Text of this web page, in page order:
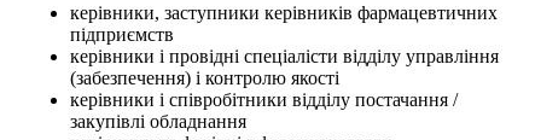
керівники, заступники керівників фармацевтичних
підприємств
керівники і провідні спеціалісти відділу управління
(забезпечення) і контролю якості
керівники і співробітники відділу постачання /
закупівлі обладнання